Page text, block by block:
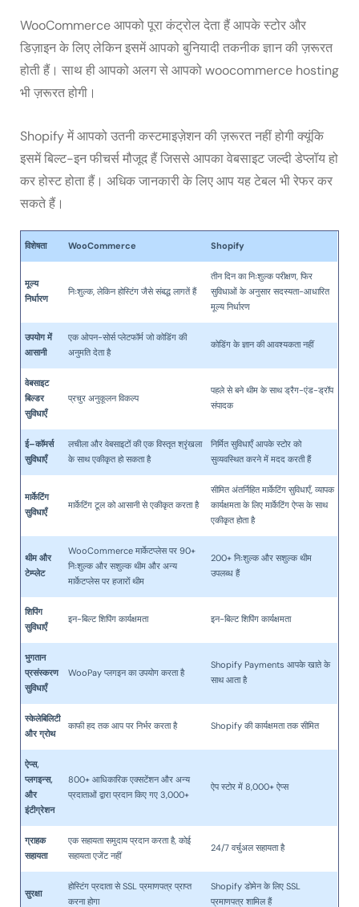
WooCommerce आपको पूरा कंट्रोल देता हैं आपके स्टोर और
डिज़ाइन के लिए लेकिन इसमें आपको बुनियादी तकनीक ज्ञान की ज़रूरत
होती हैं। साथ ही आपको अलग से आपको woocommerce hosting
भी ज़रूरत होगी।
Shopify में आपको उतनी कस्टमाइज़ेशन की ज़रूरत नहीं होगी क्यूंकि
इसमें बिल्ट-इन फीचर्स मौजूद हैं जिससे आपका वेबसाइट जल्दी डेप्लॉय हो
कर होस्ट होता हैं। अधिक जानकारी के लिए आप यह टेबल भी रेफर कर
सकते हैं।
विशेषता WooCommerce Shopify
मूल्य
निर्धारण
निःशुल्क, लेकिन होस्टिंग जैसे संबद्ध लागतें हैं
तीन दिन का निःशुल्क परीक्षण, फिर
सुविधाओं के अनुसार सदस्यता-आधारित
मूल्य निर्धारण
उपयोग में
आसानी
एक ओपन-सोर्स प्लेटफॉर्म जो कोडिंग की
अनुमति देता है
कोडिंग के ज्ञान की आवश्यकता नहीं
वेबसाइट
बिल्डर
सुविधाएँ
प्रचुर अनुकूलन विकल्प
पहले से बने थीम के साथ ड्रैग-एंड-ड्रॉप
संपादक
ई–कॉमर्स
सुविधाएँ
लचीला और वेबसाइटों की एक विस्तृत श्रृंखला
के साथ एकीकृत हो सकता है
निर्मित सुविधाएँ आपके स्टोर को
सुव्यवस्थित करने में मदद करती हैं
मार्केटिंग
सुविधाएँ
मार्केटिंग टूल को आसानी से एकीकृत करता है
सीमित अंतर्निहित मार्केटिंग सुविधाएँ, व्यापक
कार्यक्षमता के लिए मार्केटिंग ऐप्स के साथ
एकीकृत होता है
थीम और
टेम्प्लेट
WooCommerce मार्केटप्लेस पर 90+
निःशुल्क और सशुल्क थीम और अन्य
मार्केटप्लेस पर हजारों थीम
200+ निःशुल्क और सशुल्क थीम
उपलब्ध हैं
शिपिंग
सुविधाएँ
इन-बिल्ट शिपिंग कार्यक्षमता इन-बिल्ट शिपिंग कार्यक्षमता
भुगतान
प्रसंस्करण
सुविधाएँ
WooPay प्लगइन का उपयोग करता है
Shopify Payments आपके खाते के
साथ आता है
स्केलेबिलिटी
और ग्रोथ
काफी हद तक आप पर निर्भर करता है Shopify की कार्यक्षमता तक सीमित
ऐप्स,
प्लगइन्स,
और
इंटीग्रेशन
800+ आधिकारिक एक्सटेंशन और अन्य
प्रदाताओं द्वारा प्रदान किए गए 3,000+
ऐप स्टोर में 8,000+ ऐप्स
ग्राहक
सहायता
एक सहायता समुदाय प्रदान करता है, कोई
सहायता एजेंट नहीं
24/7 वर्चुअल सहायता है
सुरक्षा
होस्टिंग प्रदाता से SSL प्रमाणपत्र प्राप्त
करना होगा
Shopify डोमेन के लिए SSL
प्रमाणपत्र शामिल हैं